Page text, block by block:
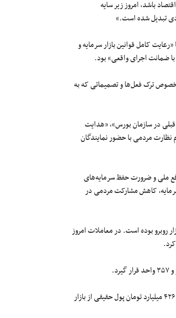
باشد، امروز زیر سایه
تبدیل شده است.»
«رعایت کامل قوانین بازار سرمایه و
ضمانت اجرای واقعی» بود.
خصوص ترک فعل‌ها و تصمیماتی که به
قبلی در سازمان بورس»، «هدایت
نظارت مردمی با حضور نمایندگان
ملی و ضرورت حفظ سرمایه‌های
کاهش مشارکت مردمی در
روبرو بوده است. در معاملات امروز
همچنین تراز پول حقیقی در سهام خرد، حق تقدم و صندوق‌های سهامی امروز هم منفی بود و ۴۲۶ میلیارد تومان پول حقیقی از بازار